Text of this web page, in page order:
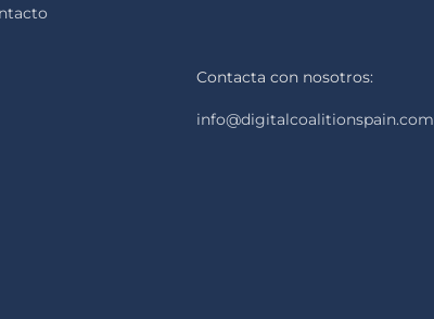
Contacta con nosotros:
info@digitalcoalitionspain.com